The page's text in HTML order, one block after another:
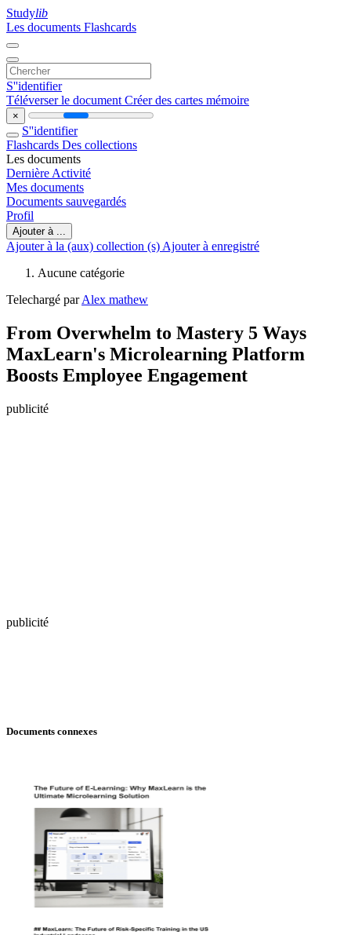
Studylib
Les documents Flashcards
S''identifier
Téléverser le document Créer des cartes mémoire
×
S''identifier
Flashcards Des collections
Les documents
Dernière Activité
Mes documents
Documents sauvegardés
Profil
Ajouter à ...
Ajouter à la (aux) collection (s) Ajouter à enregistré
Aucune catégorie
Telechargé parAlex mathew
From Overwhelm to Mastery 5 Ways
MaxLearn's Microlearning Platform
Boosts Employee Engagement
publicité
publicité
Documents connexes